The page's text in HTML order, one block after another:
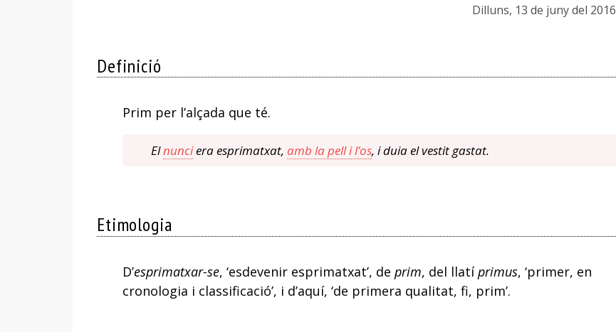
Dilluns, 13 de juny del 2016
Definició
Prim per l’alçada que té.
Elnunciera esprimatxat, amb la pell i l’os, i duia el vestit gastat.
Etimologia
D’esprimatxar-se, ‘esdevenir esprimatxat’, de prim, del llatíprimus, ‘primer, en
cronologia i classificació’, i d’aquí, ‘de primera qualitat, fi, prim’.
d’en